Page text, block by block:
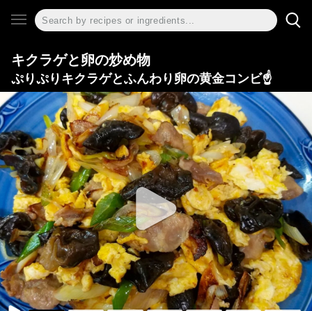
キクラゲと卵の炒め物
ぷりぷりキクラゲとふんわり卵の黄金コンビ☝️